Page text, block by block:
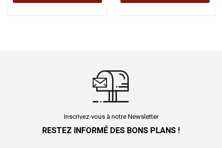
Inscrivez-vous à notre Newsletter
RESTEZ INFORMÉ DES BONS PLANS !